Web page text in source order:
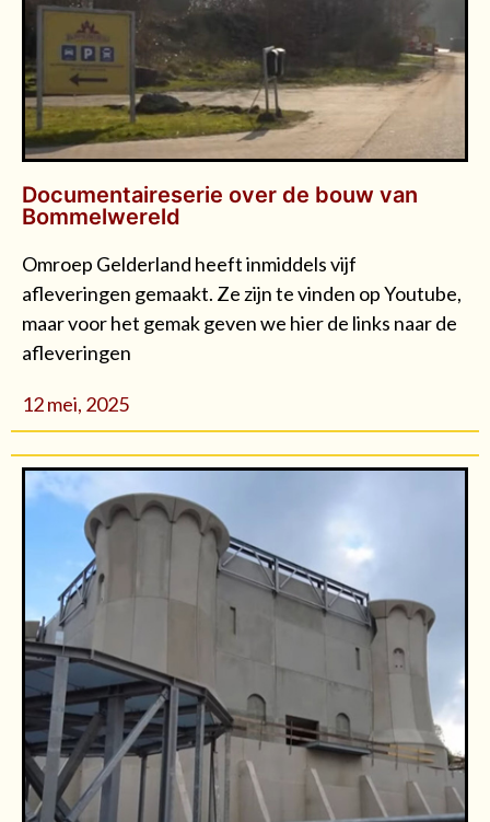
Documentaireserie over de bouw van
Bommelwereld
Omroep Gelderland heeft inmiddels vijf
afleveringen gemaakt. Ze zijn te vinden op Youtube,
maar voor het gemak geven we hier de links naar de
afleveringen
12 mei, 2025